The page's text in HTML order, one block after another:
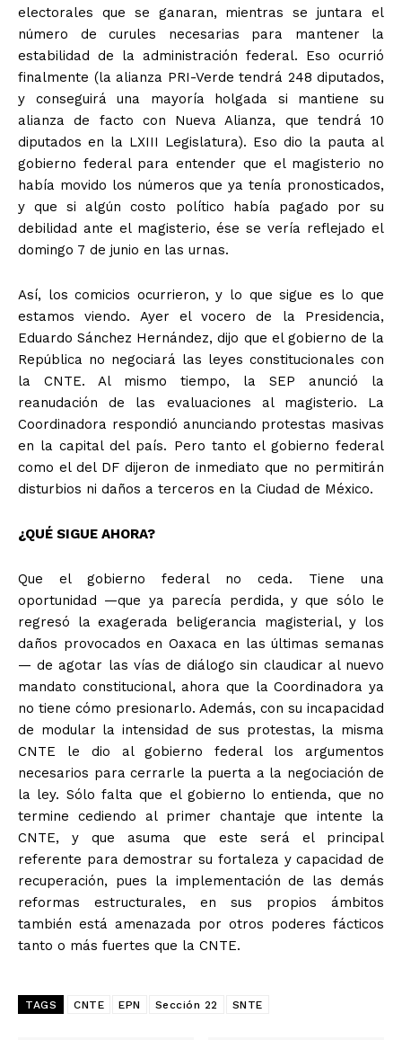
electorales que se ganaran, mientras se juntara el
número de curules necesarias para mantener la
estabilidad de la administración federal. Eso ocurrió
finalmente (la alianza PRI-Verde tendrá 248 diputados,
y conseguirá una mayoría holgada si mantiene su
alianza de facto con Nueva Alianza, que tendrá 10
diputados en la LXIII Legislatura). Eso dio la pauta al
gobierno federal para entender que el magisterio no
había movido los números que ya tenía pronosticados,
y que si algún costo político había pagado por su
debilidad ante el magisterio, ése se vería reflejado el
domingo 7 de junio en las urnas.
Así, los comicios ocurrieron, y lo que sigue es lo que
estamos viendo. Ayer el vocero de la Presidencia,
Eduardo Sánchez Hernández, dijo que el gobierno de la
República no negociará las leyes constitucionales con
la CNTE. Al mismo tiempo, la SEP anunció la
reanudación de las evaluaciones al magisterio. La
Coordinadora respondió anunciando protestas masivas
en la capital del país. Pero tanto el gobierno federal
como el del DF dijeron de inmediato que no permitirán
disturbios ni daños a terceros en la Ciudad de México.
¿QUÉ SIGUE AHORA?
Que el gobierno federal no ceda. Tiene una
oportunidad —que ya parecía perdida, y que sólo le
regresó la exagerada beligerancia magisterial, y los
daños provocados en Oaxaca en las últimas semanas
— de agotar las vías de diálogo sin claudicar al nuevo
mandato constitucional, ahora que la Coordinadora ya
no tiene cómo presionarlo. Además, con su incapacidad
de modular la intensidad de sus protestas, la misma
CNTE le dio al gobierno federal los argumentos
necesarios para cerrarle la puerta a la negociación de
la ley. Sólo falta que el gobierno lo entienda, que no
termine cediendo al primer chantaje que intente la
CNTE, y que asuma que este será el principal
referente para demostrar su fortaleza y capacidad de
recuperación, pues la implementación de las demás
reformas estructurales, en sus propios ámbitos
también está amenazada por otros poderes fácticos
tanto o más fuertes que la CNTE.
TAGS CNTE EPN Sección 22 SNTE